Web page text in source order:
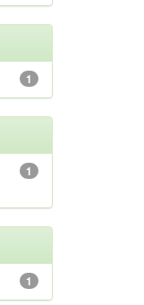
1
1
1